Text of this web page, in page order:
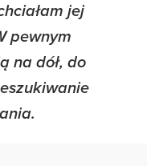
jej
pewnym
na dół, do